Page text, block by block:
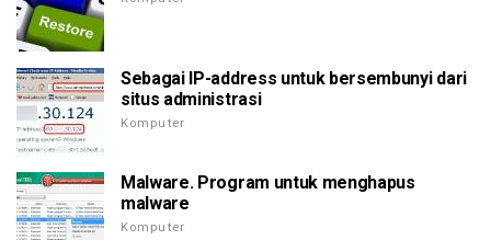
Sebagai IP-address untuk bersembunyi dari
situs administrasi
Komputer
Malware. Program untuk menghapus
malware
Komputer